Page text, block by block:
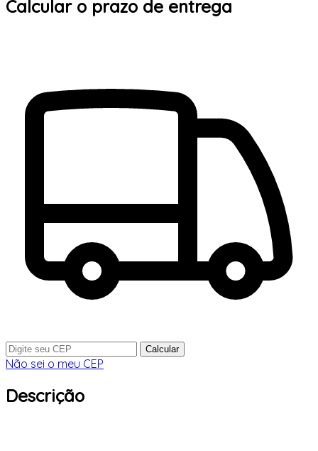
Calcular o prazo de entrega
Calcular
Não sei o meu CEP
Descrição